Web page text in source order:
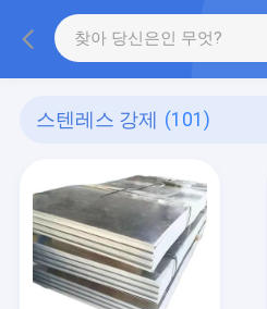
스텐레스 강제 (101)